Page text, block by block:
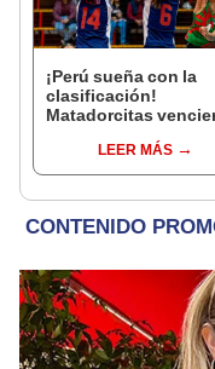
¡Perú sueña con la
clasificación!
Matadorcitas
Mundial de Vóley
LEER MÁS